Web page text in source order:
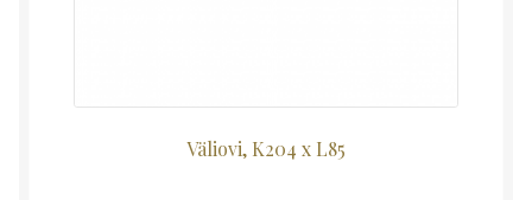
Väliovi, K204 x L85